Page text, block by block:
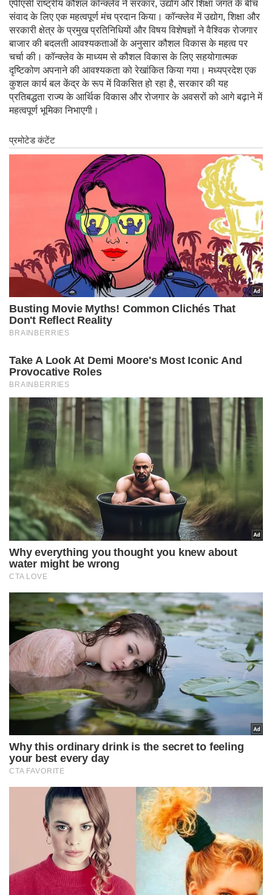
एपीएसी राष्ट्रीय कौशल कॉन्क्लेव ने सरकार, उद्योग और शिक्षा जगत के बीच
संवाद के लिए एक महत्वपूर्ण मंच प्रदान किया। कॉन्क्लेव में उद्योग, शिक्षा और
सरकारी क्षेत्र के प्रमुख प्रतिनिधियों और विषय विशेषज्ञों ने वैश्विक रोजगार
बाजार की बदलती आवश्यकताओं के अनुसार कौशल विकास के महत्व पर
चर्चा की। कॉन्क्लेव के माध्यम से कौशल विकास के लिए सहयोगात्मक
दृष्टिकोण अपनाने की आवश्यकता को रेखांकित किया गया। मध्यप्रदेश एक
कुशल कार्य बल केंद्र के रूप में विकसित हो रहा है, सरकार की यह
प्रतिबद्धता राज्य के आर्थिक विकास और रोजगार के अवसरों को आगे बढ़ाने में
महत्वपूर्ण भूमिका निभाएगी।